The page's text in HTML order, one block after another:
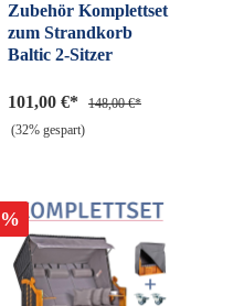
Zubehör Komplettset
zum Strandkorb
Baltic 2-Sitzer
101,00 €*
148,00 €*
(32% gespart)
%